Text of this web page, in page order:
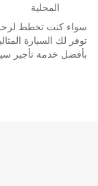
المحلية
توفر لك السيارة
بأفضل خدمة تأجير